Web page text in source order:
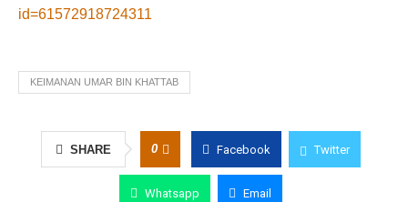
id=61572918724311
KEIMANAN UMAR BIN KHATTAB
SHARE 0 Facebook Twitter
Whatsapp Email